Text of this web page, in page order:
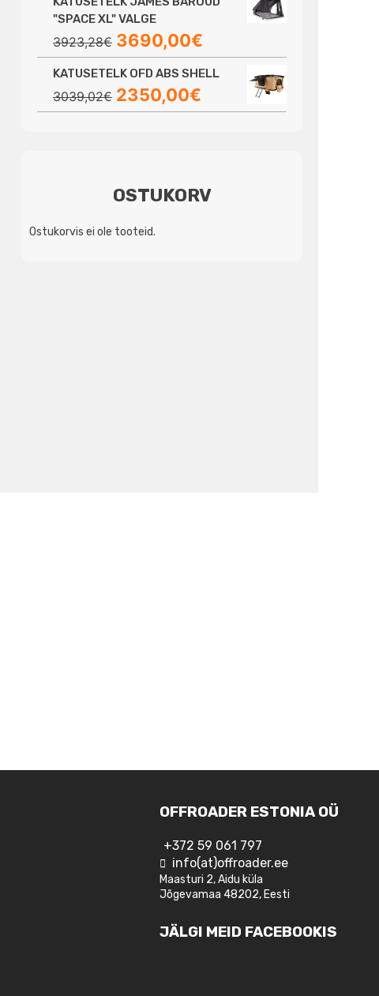
"SPACE XL" VALGE
3923,28€ Algne
hind
oli:
3923,28€.
3690,00€Praegune
hind
on:
3690,00€.
KATUSETELK OFD ABS SHELL
3039,02€ Algne
hind
2350,00€Praegune
hind
OSTUKORV
Ostukorvis ei ole tooteid.
OFFROADER ESTONIA OÜ
+372 59 061 797
info(at)offroader.ee
Maasturi 2, Aidu küla
Jõgevamaa 48202, Eesti
JÄLGI MEID FACEBOOKIS